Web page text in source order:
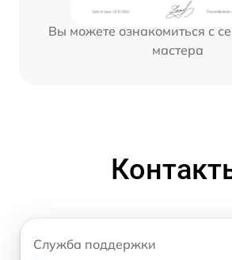
Вы можете ознакомиться с
мастера
Служба поддержки